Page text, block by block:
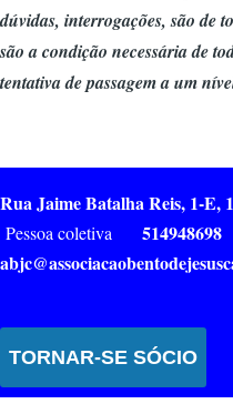
dúvidas, interrogações, são de
são a condição necessária de
tentativa de passagem a um
Rua Jaime Batalha Reis, 1-
Pessoa coletiva 514948698
TORNAR-SE SÓCIO